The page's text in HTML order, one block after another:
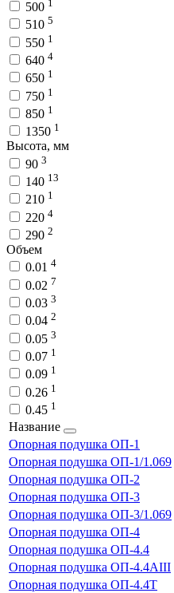
500 1
510 5
550 1
640 4
650 1
750 1
850 1
1350 1
Высота, мм
90 3
140 13
210 1
220 4
290 2
Объем
0.01 4
0.02 7
0.03 3
0.04 2
0.05 3
0.07 1
0.09 1
0.26 1
0.45 1
Название
Опорная подушка ОП-1
Опорная подушка ОП-1/1.069
Опорная подушка ОП-2
Опорная подушка ОП-3
Опорная подушка ОП-3/1.069
Опорная подушка ОП-4
Опорная подушка ОП-4.4
Опорная подушка ОП-4.4АIII
Опорная подушка ОП-4.4Т